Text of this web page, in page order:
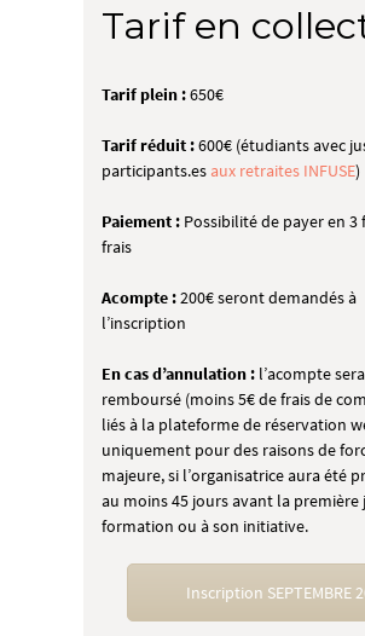
Tarif en
Tarif plein :650€
Tarif réduit :600€ (étudiants avec
participants.es aux retraites INFUSE)
Paiement : Possibilité de payer en 3
frais
Acompte :200€ seront demandés à
l’inscription
En cas d’annulation : l’acompte sera
remboursé (moins 5€ de frais de
liés à la plateforme de réservation
uniquement pour des raisons de
majeure, si l’organisatrice aura été
au moins 45 jours avant la première
formation ou à son initiative.
Inscription SEPTEMBRE